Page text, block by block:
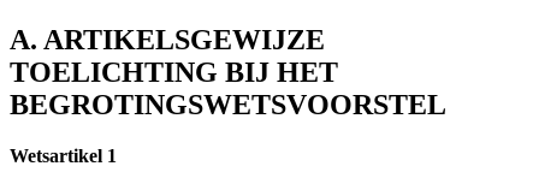
A. ARTIKELSGEWIJZE
TOELICHTING BIJ HET
BEGROTINGSWETSVOORSTEL
Wetsartikel 1